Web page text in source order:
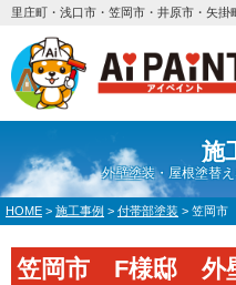
里庄町・浅口市・笠岡市・井原市・矢
施
外壁塗装・屋根塗替
HOME > 施工事例 > 付帯部塗装 > 笠岡市
笠岡市 F様邸 外